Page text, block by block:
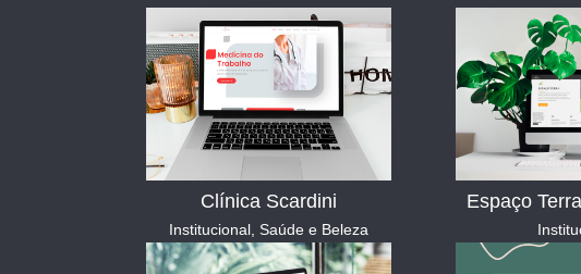
Clínica Scardini
Institucional Saúde e Beleza
Espaço